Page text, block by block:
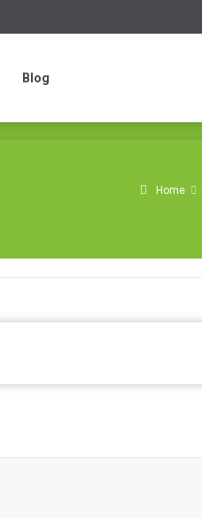
Blog
Home